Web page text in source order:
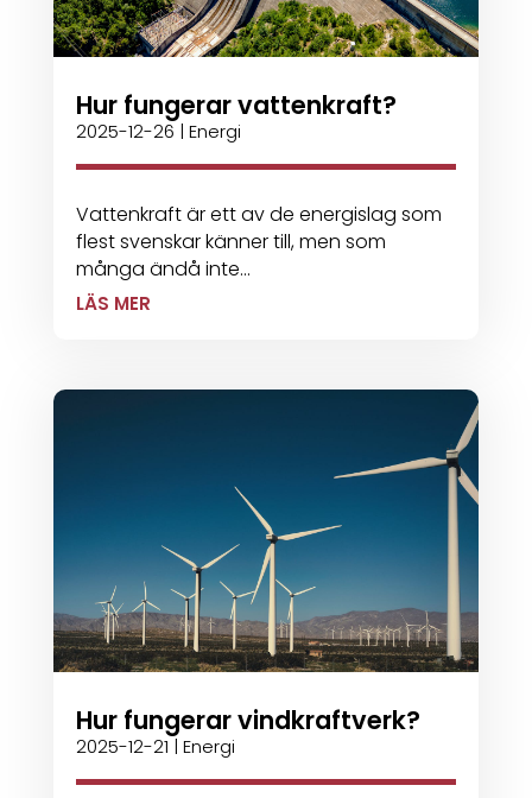
Hur fungerar vattenkraft?
2025-12-26 | Energi
Vattenkraft är ett av de energislag som
flest svenskar känner till, men som
många ändå inte...
LÄS MER
Hur fungerar vindkraftverk?
2025-12-21 | Energi